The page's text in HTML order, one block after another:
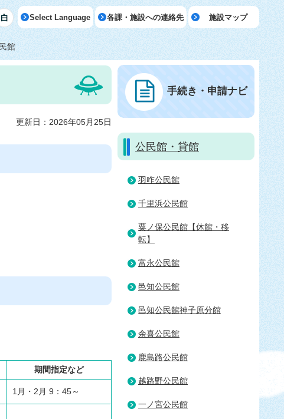
Select Language 各課・施設への連絡先 施設マップ
館
更新日：2026年05月25日
期間指定など
1月・2月 9：45～
手続き・申請ナビ
公民館・貸館
羽咋公民館
千里浜公民館
粟ノ保公民館【休館・移
転】
富永公民館
邑知公民館
邑知公民館神子原分館
余喜公民館
鹿島路公民館
越路野公民館
一ノ宮公民館